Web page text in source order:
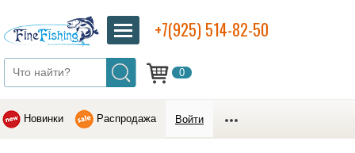
0
+7(925) 514-82-50
Новинки Распродажа Войти